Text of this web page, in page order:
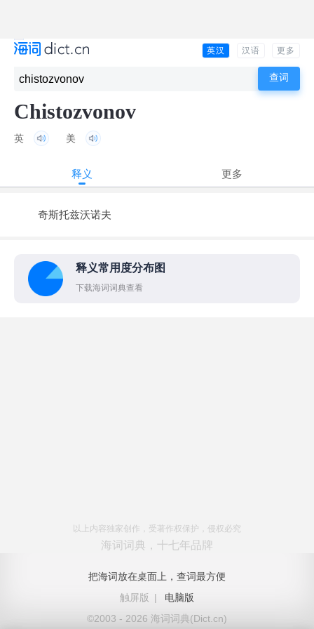
英汉 汉语 更多
Chistozvonov
英 美
释义 更多
奇斯托兹沃诺夫
释义常用度分布图
下载海词词典查看
以上内容独家创作，受著作权保护，侵权必究
海词词典，十七年品牌
把海词放在桌面上，查词最方便
触屏版
|
电脑版
©2003 - 2026 海词词典(Dict.cn)